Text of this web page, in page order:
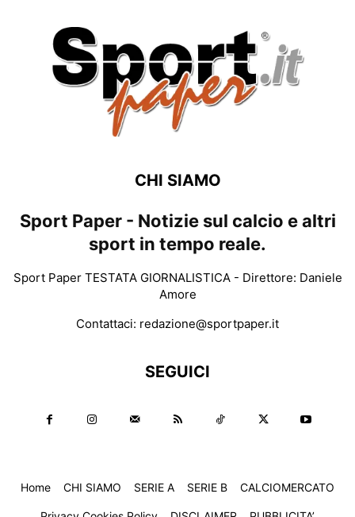
CHI SIAMO
Sport Paper - Notizie sul calcio e altri
sport in tempo reale.
Sport Paper TESTATA GIORNALISTICA - Direttore: Daniele
Amore
Contattaci: redazione@sportpaper.it
SEGUICI
Home CHI SIAMO SERIE A SERIE B CALCIOMERCATO